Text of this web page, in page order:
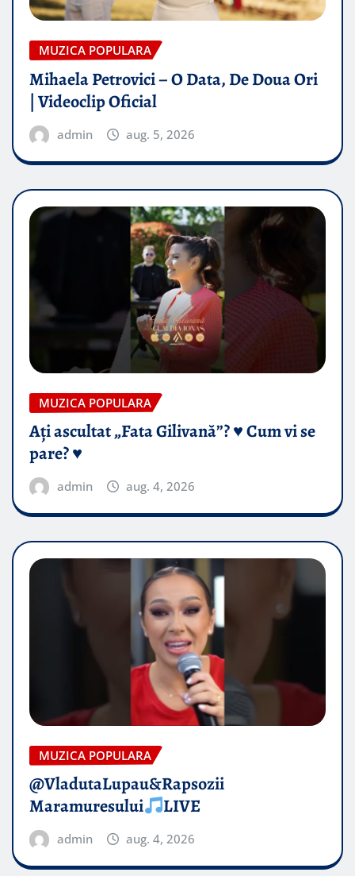
MUZICA POPULARA
Mihaela Petrovici – O Data, De Doua Ori
| Videoclip Oficial
admin aug. 5, 2026
MUZICA POPULARA
Ați ascultat „Fata Gilivană”? ♥️ Cum vi se
pare? ♥️
admin aug. 4, 2026
MUZICA POPULARA
@VladutaLupau&Rapsozii
Maramuresului
LIVE
admin aug. 4, 2026